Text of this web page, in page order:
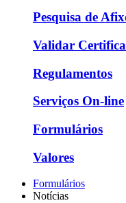
Pesquisa de
Validar
Regulamentos
Serviços On-line
Formulários
Valores
Formulários
Notícias